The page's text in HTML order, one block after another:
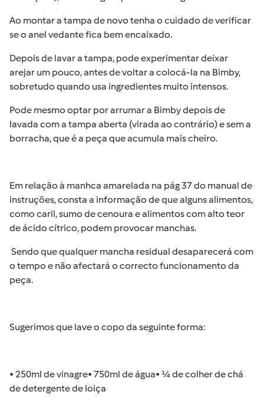
Ao montar a tampa de novo tenha o cuidado de verificar
se o anel vedante fica bem encaixado.
Depois de lavar a tampa, pode experimentar deixar
arejar um pouco, antes de voltar a colocá-la na Bimby,
sobretudo quando usa ingredientes muito intensos.
Pode mesmo optar por arrumar a Bimby depois de
lavada com a tampa aberta (virada ao contrário) e sem a
borracha, que é a peça que acumula mais cheiro.
Em relação à manhca amarelada na pág 37 do manual de
instruções, consta a informação de que alguns alimentos,
como caril, sumo de cenoura e alimentos com alto teor
de ácido cítrico, podem provocar manchas.
Sendo que qualquer mancha residual desaparecerá com
o tempo e não afectará o correcto funcionamento da
peça.
Sugerimos que lave o copo da seguinte forma:
• 250ml de vinagre• 750ml de água• ¼ de colher de chá
de detergente de loiça